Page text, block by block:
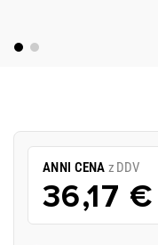
ANNI CENA z DDV
36,17 €